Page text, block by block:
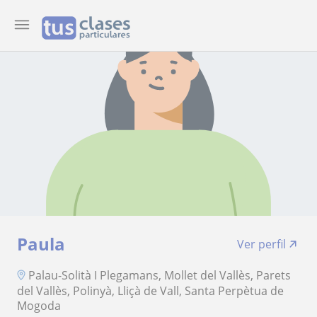
Paula
Ver perfil
Palau-Solità I Plegamans, Mollet del Vallès, Parets
del Vallès, Polinyà, Lliçà de Vall, Santa Perpètua de
Mogoda